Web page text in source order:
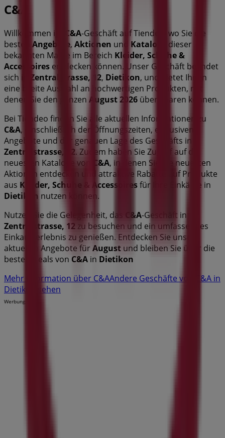
C&A
Willkommen im C&A-Geschäft auf Tiendeo, wo Sie die
besten Angebote, Aktionen und Kataloge
dieser
bekannten Marke im Bereich Kleider, Schuhe &
Accessoires entdecken können. Unser Geschäft befindet
sich in
Zentralstrasse, 12, Dietikon, und bietet Ihnen
eine breite Auswahl an hochwertigen Produkten, mit
denen Sie den ganzen August 2026 über sparen können.
Bei Tiendeo finden Sie alle aktuellen Informationen zu
C&A, einschließlich der Öffnungszeiten, exklusiven
Angebote und der genauen Lage des Geschäfts in
Zentralstrasse, 12. Zudem haben Sie Zugriff auf die
neuesten Kataloge von
C&A, in denen Sie die neuesten
Aktionen entdecken und attraktive Rabatte auf Produkte
aus Kleider, Schuhe & Accessoiresfür Ihre Einkäufe in
Dietikon nutzen können.
Nutzen Sie die Gelegenheit, das
C&A-Geschäft in
Zentralstrasse, 12 zu besuchen und ein umfassendes
Einkaufserlebnis zu genießen. Entdecken Sie unsere
aktuellen Angebote fürAugust und bleiben Sie über die
besten Deals von C&A in Dietikon
Mehr Information über C&AAndere Geschäfte von C&A in
Dietikon sehen
Werbung